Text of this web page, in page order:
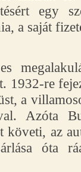
egy
a saját
1932-re
a
Azóta
követi, az
óta